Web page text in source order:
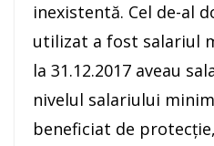
inexistentă. Cel de-al
utilizat a fost salariul
la 31.12.2017 aveau
nivelul salariului
beneficiat de